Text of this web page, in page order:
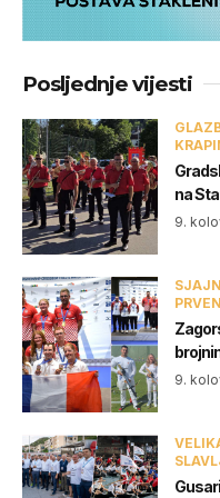
Posljednje vijesti
na
9.
9.